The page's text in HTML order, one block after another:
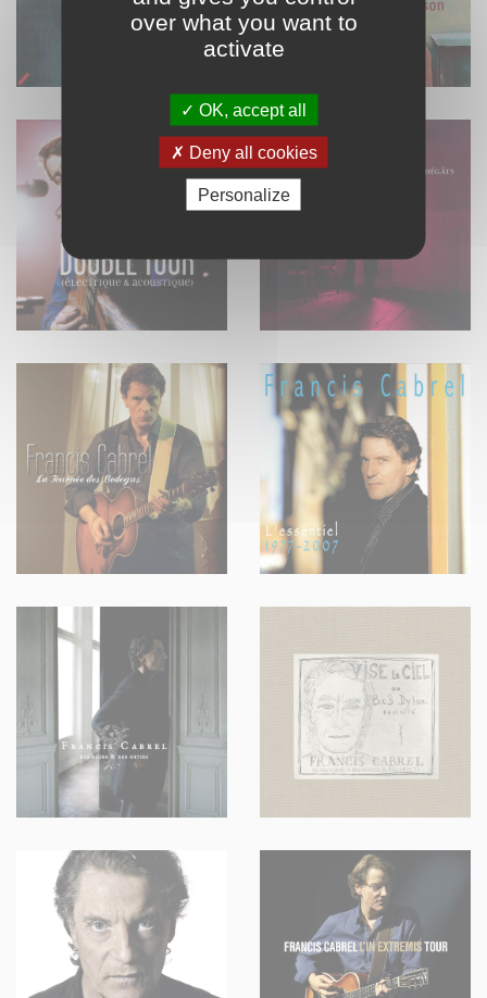
over what you want to
activate
OK, accept all
Deny all cookies
Personalize